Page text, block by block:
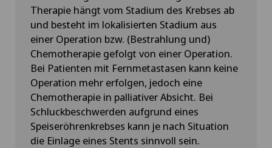
Therapie hängt vom Stadium des Krebses ab
und besteht im lokalisierten Stadium aus
einer Operation bzw. (Bestrahlung und)
Chemotherapie gefolgt von einer Operation.
Bei Patienten mit Fernmetastasen kann keine
Operation mehr erfolgen, jedoch eine
Chemotherapie in palliativer Absicht. Bei
Schluckbeschwerden aufgrund eines
Speiseröhrenkrebses kann je nach Situation
die Einlage eines Stents sinnvoll sein.